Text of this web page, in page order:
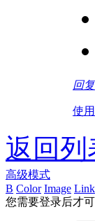
回复
使
返回列
高级模式
B Color Image Link
您需要登录后才